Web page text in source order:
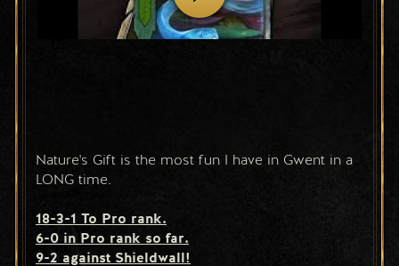
Nature's Gift is the most fun I have in Gwent in a
18-3-1 To Pro rank.
6-0 in Pro rank so far.
9-2 against Shieldwall!